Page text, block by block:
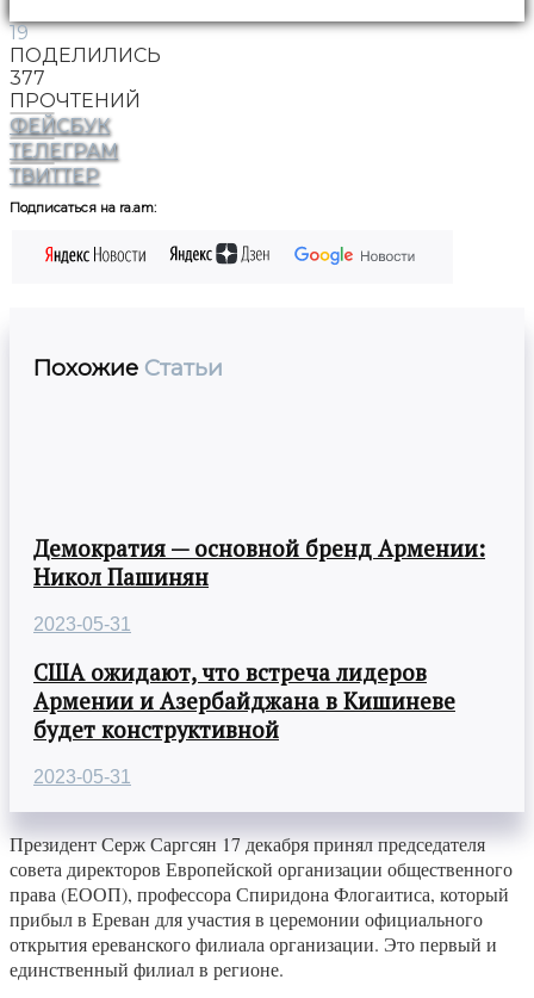
19
ПОДЕЛИЛИСЬ
377
ПРОЧТЕНИЙ
ФЕЙСБУК
ТЕЛЕГРАМ
ТВИТТЕР
Подписаться на ra.am:
Похожие Статьи
Демократия — основной бренд Армении:
Никол Пашинян
2023-05-31
США ожидают, что встреча лидеров
Армении и Азербайджана в Кишиневе
будет конструктивной
2023-05-31
Президент Серж Саргсян 17 декабря принял председателя
совета директоров Европейской организации общественного
права (ЕООП), профессора Спиридона Флогаитиса, который
прибыл в Ереван для участия в церемонии официального
открытия ереванского филиала организации. Это первый и
единственный филиал в регионе.